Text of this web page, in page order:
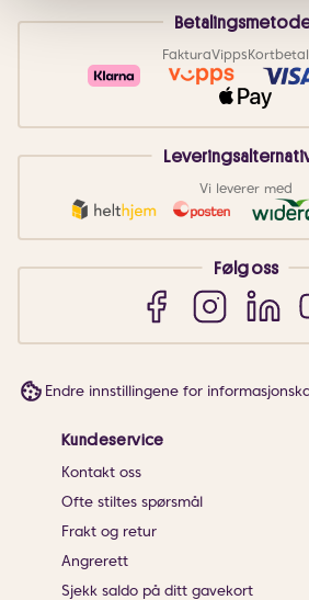
FakturaVipps
Vi leverer med
Følg oss
Endre innstillingene for
Kundeservice
Kontakt oss
Ofte stiltes spørsmål
Frakt og retur
Angrerett
Sjekk saldo på ditt gavekort